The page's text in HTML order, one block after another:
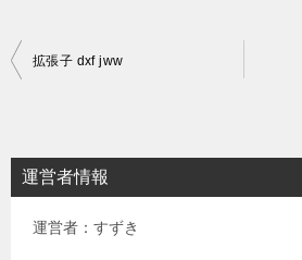
投
ビ
ゲ
拡張子 dxf jww
運営者情報
運営者：すずき